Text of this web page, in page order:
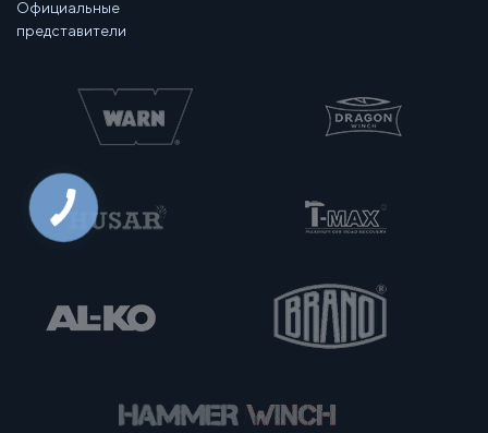
Официальные
представители